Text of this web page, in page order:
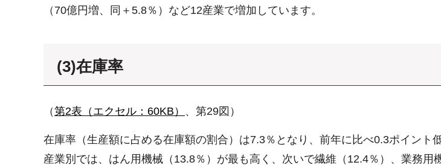
（70億円増、同＋5.8％）など12産業で増加しています。
(3)在庫率
（第2表（エクセル：60KB） 、第29図）
在庫率（生産額に占める在庫額の割合）は7.3％となり、前年に比べ0.3ポイント
産業別では、はん用機械（13.8％）が最も高く、次いで繊維（12.4％）、業務